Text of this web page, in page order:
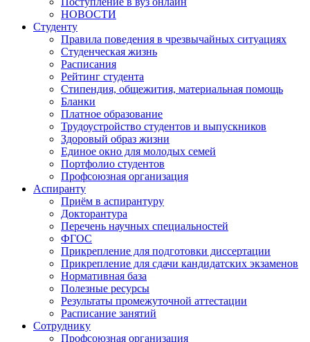
НОВОСТИ
Студенту
Правила поведения в чрезвычайных ситуациях
Студенческая жизнь
Расписания
Рейтинг студента
Стипендия, общежития, материальная помощь
Бланки
Платное образование
Трудоустройство студентов и выпускников
Здоровый образ жизни
Единое окно для молодых семей
Портфолио студентов
Профсоюзная организация
Аспиранту
Приём в аспирантуру
Докторантура
Перечень научных специальностей
ФГОС
Прикрепление для подготовки диссертации
Прикрепление для сдачи кандидатских экзаменов
Нормативная база
Полезные ресурсы
Результаты промежуточной аттестации
Расписание занятий
Сотруднику
Профсоюзная организация